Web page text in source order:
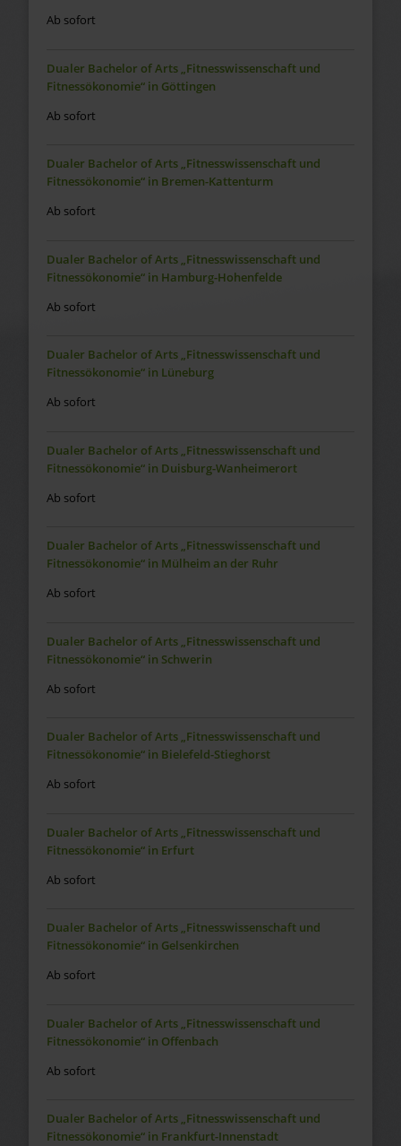
Ab sofort
Dualer Bachelor of Arts „Fitnesswissenschaft und
Fitnessökonomie“ in Göttingen
Ab sofort
Dualer Bachelor of Arts „Fitnesswissenschaft und
Fitnessökonomie“ in Bremen-Kattenturm
Ab sofort
Dualer Bachelor of Arts „Fitnesswissenschaft und
Fitnessökonomie“ in Hamburg-Hohenfelde
Ab sofort
Dualer Bachelor of Arts „Fitnesswissenschaft und
Fitnessökonomie“ in Lüneburg
Ab sofort
Dualer Bachelor of Arts „Fitnesswissenschaft und
Fitnessökonomie“ in Duisburg-Wanheimerort
Ab sofort
Dualer Bachelor of Arts „Fitnesswissenschaft und
Fitnessökonomie“ in Mülheim an der Ruhr
Ab sofort
Dualer Bachelor of Arts „Fitnesswissenschaft und
Fitnessökonomie“ in Schwerin
Ab sofort
Dualer Bachelor of Arts „Fitnesswissenschaft und
Fitnessökonomie“ in Bielefeld-Stieghorst
Ab sofort
Dualer Bachelor of Arts „Fitnesswissenschaft und
Fitnessökonomie“ in Erfurt
Ab sofort
Dualer Bachelor of Arts „Fitnesswissenschaft und
Fitnessökonomie“ in Gelsenkirchen
Ab sofort
Dualer Bachelor of Arts „Fitnesswissenschaft und
Fitnessökonomie“ in Offenbach
Ab sofort
Dualer Bachelor of Arts „Fitnesswissenschaft und
Fitnessökonomie“ in Frankfurt-Innenstadt